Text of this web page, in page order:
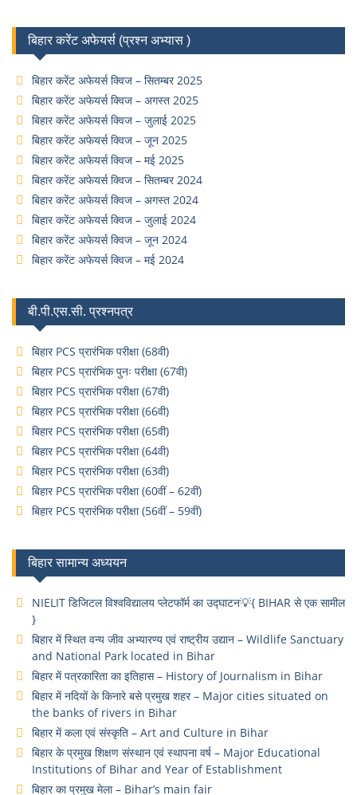
बिहार करेंट अफेयर्स (प्रश्न अभ्यास )
बिहार करेंट अफेयर्स क्विज – सितम्बर 2025
बिहार करेंट अफेयर्स क्विज – अगस्त 2025
बिहार करेंट अफेयर्स क्विज – जुलाई 2025
बिहार करेंट अफेयर्स क्विज – जून 2025
बिहार करेंट अफेयर्स क्विज – मई 2025
बिहार करेंट अफेयर्स क्विज – सितम्बर 2024
बिहार करेंट अफेयर्स क्विज – अगस्त 2024
बिहार करेंट अफेयर्स क्विज – जुलाई 2024
बिहार करेंट अफेयर्स क्विज – जून 2024
बिहार करेंट अफेयर्स क्विज – मई 2024
बी.पी.एस.सी. प्रश्नपत्र
बिहार PCS प्रारंभिक परीक्षा (68वी)
बिहार PCS प्रारंभिक पुनः परीक्षा (67वी)
बिहार PCS प्रारंभिक परीक्षा (67वी)
बिहार PCS प्रारंभिक परीक्षा (66वी)
बिहार PCS प्रारंभिक परीक्षा (65वी)
बिहार PCS प्रारंभिक परीक्षा (64वी)
बिहार PCS प्रारंभिक परीक्षा (63वी)
बिहार PCS प्रारंभिक परीक्षा (60वीं – 62वीं)
बिहार PCS प्रारंभिक परीक्षा (56वीं – 59वीं)
बिहार सामान्य अध्ययन
NIELIT डिजिटल विश्वविद्यालय प्लेटफॉर्म का उद्घाटन💡{ BIHAR से एक सामील
}
बिहार में स्थित वन्य जीव अभ्यारण्य एवं राष्ट्रीय उद्यान – Wildlife Sanctuary
and National Park located in Bihar
बिहार में पत्रकारिता का इतिहास – History of Journalism in Bihar
बिहार में नदियों के किनारे बसे प्रमुख शहर – Major cities situated on
the banks of rivers in Bihar
बिहार में कला एवं संस्कृति – Art and Culture in Bihar
बिहार के प्रमुख शिक्षण संस्थान एवं स्थापना वर्ष – Major Educational
Institutions of Bihar and Year of Establishment
बिहार का प्रमुख मेला – Bihar’s main fair